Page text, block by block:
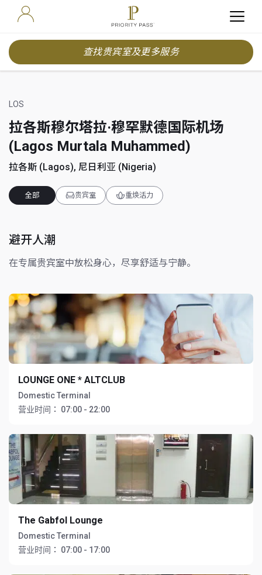
查找贵宾室及更多服务
LOS
拉各斯穆尔塔拉·穆罕默德国际机场
(Lagos Murtala Muhammed)
拉各斯 (Lagos), 尼日利亚 (Nigeria)
全部 贵宾室 重焕活力
避开人潮
在专属贵宾室中放松身心，尽享舒适与宁静。
LOUNGE ONE * ALTCLUB
Domestic Terminal
营业时间：
07:00 - 22:00
The Gabfol Lounge
Domestic Terminal
营业时间：
07:00 - 17:00